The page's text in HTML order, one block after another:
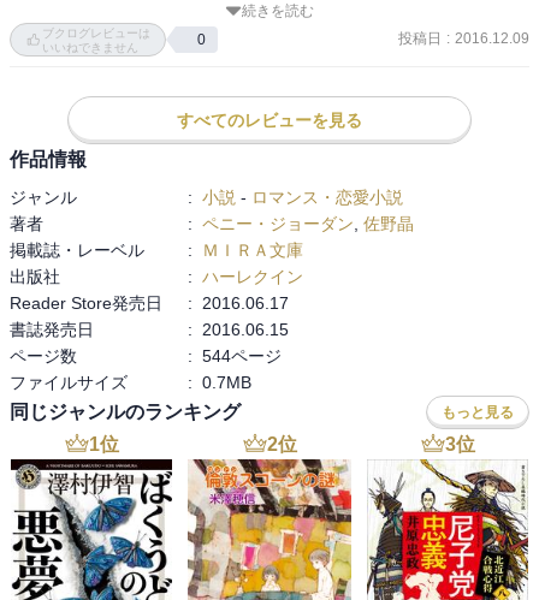
人生は読み応えありです。
妬みやそねみをヒロインにも容赦無く盛り込む作者なので、恋に夢
作者渾身の、めったにお目にかかれない記憶に残るストーリーでは
あります。
単品でも楽しめると言いたいところですが、前の巻で家族がバラバ
で、前の巻を読んでからのほうが楽しめると思われます。
あらすじなど下記
http://books117117.blog110.fc2.com/blog-entry-5373.html
続きを読む
ブクログレビューは
いいねできません
0 投稿日 : 2016.12.09
すべてのレビューを見る
作品情報
ジャンル : 小説 - ロマンス・恋愛小説
著者
: ペニー・ジョーダン 佐野晶
掲載誌・レーベル
:
ＭＩＲＡ文庫
出版社
: ハーレクイン
Reader Store発売日
:
2016.06.17
書誌発売日
:
2016.06.15
ページ数
: 544ページ
ファイルサイズ
: 0.7MB
同じジャンルのランキング もっと見る
1位 2位 3位